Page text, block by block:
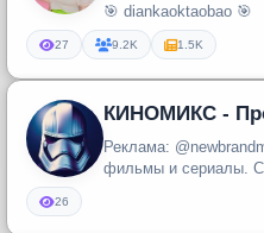
🎯 diankaoktaobao 🎯
27 9.2K 1.5K
КИНОМИКС -
Реклама:
фильмы и сериалы. С
26